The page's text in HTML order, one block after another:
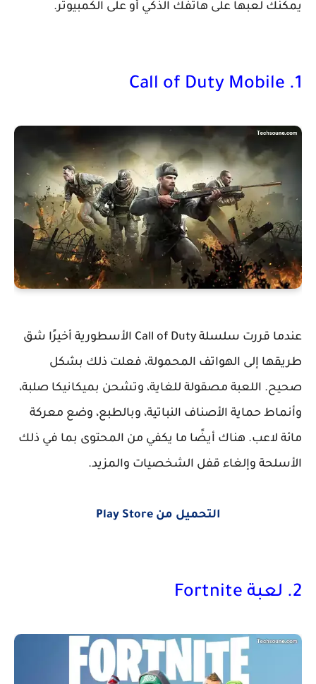
يمكنك لعبها على هاتفك الذكي أو على الكمبيوتر.
1. Call of Duty Mobile
عندما قررت سلسلة Call of Duty الأسطورية أخيرًا شق
طريقها إلى الهواتف المحمولة، فعلت ذلك بشكل
صحيح. اللعبة مصقولة للغاية، وتشحن بميكانيكا صلبة،
وأنماط حماية الأصناف النباتية، وبالطبع، وضع معركة
مائة لاعب. هناك أيضًا ما يكفي من المحتوى بما في ذلك
الأسلحة وإلغاء قفل الشخصيات والمزيد.
التحميل من Play Store
2. لعبة Fortnite